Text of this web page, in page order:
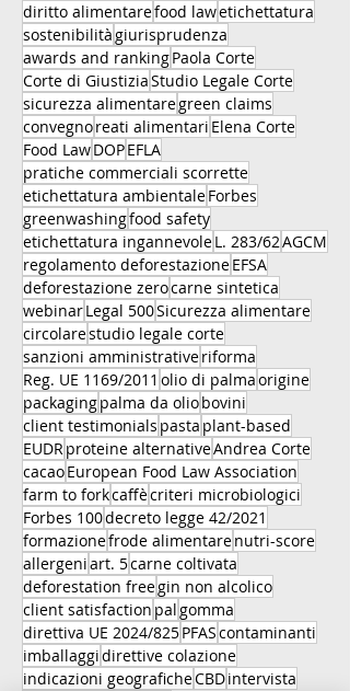
diritto alimentarefood lawetichettatura
sostenibilitàgiurisprudenza
awards and rankingPaola Corte
Corte di GiustiziaStudio Legale Corte
sicurezza alimentaregreen claims
convegnoreati alimentari Elena Corte
Food LawDOPEFLA
pratiche commerciali scorrette
etichettatura ambientaleForbes
greenwashingfood safety
etichettatura ingannevoleL. 283/62AGCM
regolamento deforestazioneEFSA
deforestazione zerocarne sintetica
webinarLegal 500Sicurezza alimentare
circolarestudio legale corte
sanzioni amministrativeriforma
Reg. UE 1169/2011 olio di palmaorigine
packagingpalma da oliobovini
client testimonials pasta plant-based
EUDRproteine alternativeAndrea Corte
cacaoEuropean Food Law Association
farm to forkcaffècriteri microbiologici
Forbes 100decreto legge 42/2021
formazionefrode alimentarenutri-score
allergeniart. 5carne coltivata
deforestation freegin non alcolico
client satisfaction palgomma
direttiva UE 2024/825PFAScontaminanti
imballaggidirettive colazione
indicazioni geograficheCBDintervista